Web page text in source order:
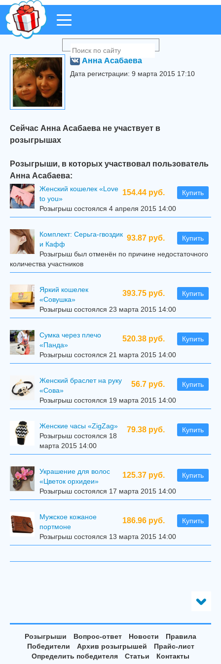
Анна Асабаева
Дата регистрации: 9 марта 2015 17:10
Сейчас Анна Асабаева не участвует в
розыгрышах
Розыгрыши, в которых участвовал пользователь
Анна Асабаева:
154.44 руб. Купить
Женский кошелек «Love
to you»
Розыгрыш состоялся 4 апреля 2015 14:00
93.87 руб. Купить
Комплект: Серьга-гвоздик
и Кафф
Розыгрыш был отменён по причине недостаточного
количества участников
393.75 руб. Купить
Яркий кошелек
«Совушка»
Розыгрыш состоялся 23 марта 2015 14:00
520.38 руб. Купить
Сумка через плечо
«Панда»
Розыгрыш состоялся 21 марта 2015 14:00
56.7 руб. Купить
Женский браслет на руку
«Сова»
Розыгрыш состоялся 19 марта 2015 14:00
79.38 руб. Купить
Женские часы «ZigZag»
Розыгрыш состоялся 18
марта 2015 14:00
125.37 руб. Купить
Украшение для волос
«Цветок орхидеи»
Розыгрыш состоялся 17 марта 2015 14:00
186.96 руб. Купить
Мужское кожаное
портмоне
Розыгрыш состоялся 13 марта 2015 14:00
Розыгрыши Вопрос-ответ Новости
Правила
Победители
Архив розыгрышей
Прайс-лист
Определить победителя
Статьи Контакты